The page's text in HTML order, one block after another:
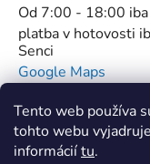
Tento web používa
tohto webu
informáciítu.
Od 7:00 - 18:00
platba v hotovosti
Senci
Google Maps